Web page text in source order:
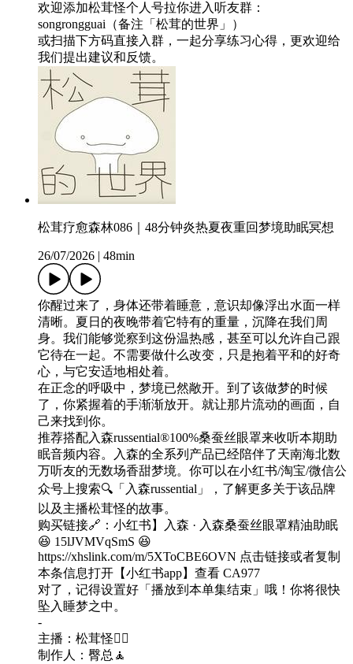
欢迎添加松茸怪个人号拉你进入听友群：
songrongguai（备注「松茸的世界」）
或扫描下方码直接入群，一起分享练习心得，更欢迎给
我们提出建议和反馈。
松茸疗愈森林086｜48分钟炎热夏夜重回梦境助眠冥想
26/07/2026 48min
你醒过来了，身体还带着睡意，意识却像浮出水面一样
清晰。夏日的夜晚带着它特有的重量，沉降在我们周
身。我们能够觉察到这份温热感，甚至可以允许自己跟
它待在一起。不需要做什么改变，只是抱着平和的好奇
心，与它安适地相处着。
在正念的呼吸中，梦境已然敞开。到了该做梦的时候
了，你紧握着的手渐渐放开。就让那片流动的画面，自
己来找到你。
推荐搭配入森russential®️100%桑蚕丝眼罩来收听本期助
眠音频内容。入森的全系列产品已经陪伴了天南海北数
万听友的无数场香甜梦境。你可以在小红书/淘宝/微信公
众号上搜索🔍「入森russential」，了解更多关于该品牌
以及主播松茸怪的故事。
购买链接🔗：小红书】入森 · 入森桑蚕丝眼罩精油助眠
😆 15lJVMVqSmS 😆
https://xhslink.com/m/5XToCBE6OVN 点击链接或者复制
本条信息打开【小红书app】查看 CA977
对了，记得设置好「播放到本单集结束」哦！你将很快
坠入睡梦之中。
-
主播：松茸怪🧘‍♀️
制作人：臀总🧘